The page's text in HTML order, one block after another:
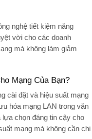
nghệ tiết kiệm năng
vời cho các doanh
mà không làm giảm
Mạng Của Bạn?
cài đặt và hiệu suất mạng
hóa mạng LAN trong văn
lựa chọn đáng tin cậy cho
mạng mà không cần chi